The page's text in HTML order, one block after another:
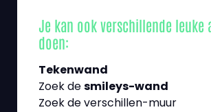
Je kan ook verschillende leuke
doen:
Tekenwand
Zoek desmileys-wand
Zoek de verschillen-muur